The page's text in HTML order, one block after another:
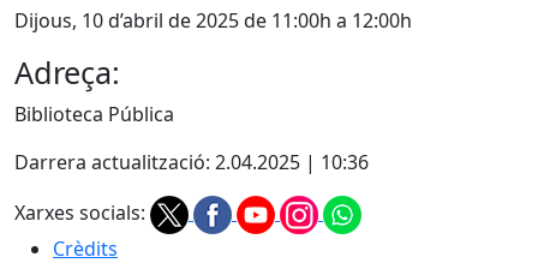
Dijous, 10 d’abril de 2025 de 11:00h a 12:00h
Adreça:
Biblioteca Pública
Darrera actualització: 2.04.2025 | 10:36
Xarxes socials:
Crèdits